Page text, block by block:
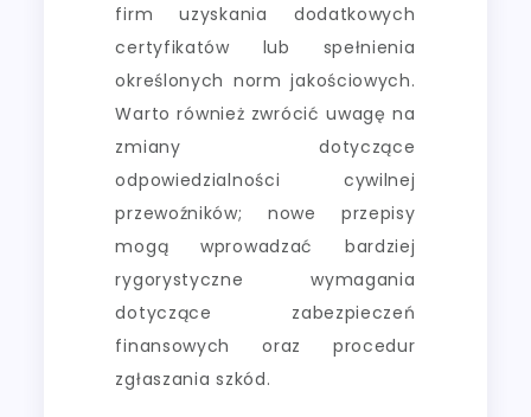
firm uzyskania dodatkowych
certyfikatów lub spełnienia
określonych norm jakościowych.
Warto również zwrócić uwagę na
zmiany dotyczące
odpowiedzialności cywilnej
przewoźników; nowe przepisy
mogą wprowadzać bardziej
rygorystyczne wymagania
dotyczące zabezpieczeń
finansowych oraz procedur
zgłaszania szkód.